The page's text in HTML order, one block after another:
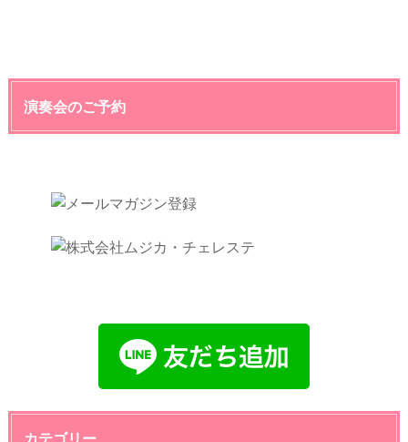
演奏会のご予約
カテゴリー